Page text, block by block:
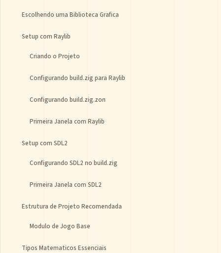
Escolhendo uma Biblioteca Grafica
Setup com Raylib
Criando o Projeto
Configurando build.zig para Raylib
Configurando build.zig.zon
Primeira Janela com Raylib
Setup com SDL2
Configurando SDL2 no build.zig
Primeira Janela com SDL2
Estrutura de Projeto Recomendada
Modulo de Jogo Base
Tipos Matematicos Essenciais